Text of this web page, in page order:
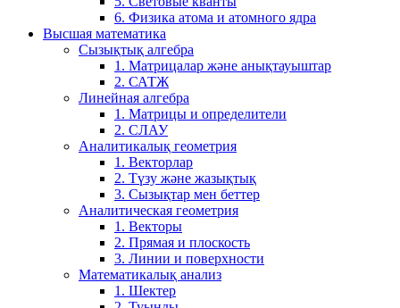
6. Физика атома и атомного ядра
Высшая математика
Сызықтық алгебра
1. Матрицалар және анықтауыштар
2. САТЖ
Линейная алгебра
1. Матрицы и определители
2. СЛАУ
Аналитикалық геометрия
1. Векторлар
2. Түзу және жазықтық
3. Сызықтар мен беттер
Аналитическая геометрия
1. Векторы
2. Прямая и плоскость
3. Линии и поверхности
Математикалық анализ
1. Шектер